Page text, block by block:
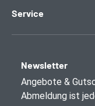
Service
Newsletter
Angebote &
Abmeldung ist